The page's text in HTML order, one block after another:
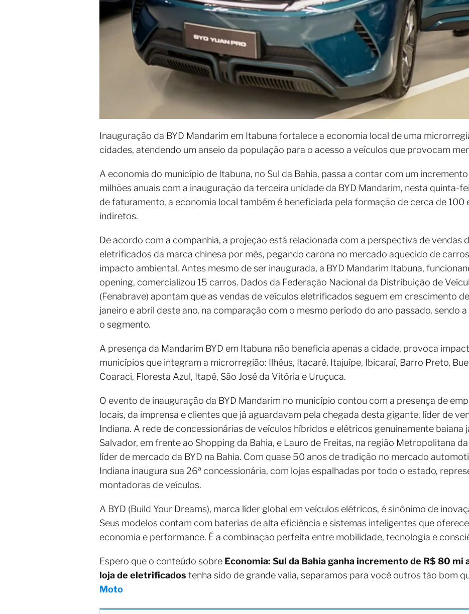
Inauguração da BYD Mandarim em Itabuna fortalece a economia local de uma
cidades, atendendo um anseio da população para o acesso a veículos que provocam
A economia do município de Itabuna, no Sul da Bahia, passa a contar com um
milhões anuais com a inauguração da terceira unidade da BYD Mandarim, nesta quinta-
de faturamento, a economia local também é beneficiada pela formação de cerca de 100
indiretos.
De acordo com a companhia, a projeção está relacionada com a perspectiva de vendas
eletrificados da marca chinesa por mês, pegando carona no mercado aquecido de
impacto ambiental. Antes mesmo de ser inaugurada, a BYD Mandarim Itabuna,
opening, comercializou 15 carros. Dados da Federação Nacional da Distribuição de
(Fenabrave) apontam que as vendas de veículos eletrificados seguem em crescimento
janeiro e abril deste ano, na comparação com o mesmo período do ano passado, sendo
o segmento.
A presença da Mandarim BYD em Itabuna não beneficia apenas a cidade, provoca
municípios que integram a microrregião: Ilhéus, Itacaré, Itajuípe, Ibicaraí, Barro Preto,
Coaraci, Floresta Azul, Itapé, São José da Vitória e Uruçuca.
O evento de inauguração da BYD Mandarim no município contou com a presença de
locais, da imprensa e clientes que já aguardavam pela chegada desta gigante, líder de
Indiana. A rede de concessionárias de veículos híbridos e elétricos genuinamente baiana
Salvador, em frente ao Shopping da Bahia, e Lauro de Freitas, na região Metropolitana
líder de mercado da BYD na Bahia. Com quase 50 anos de tradição no mercado
Indiana inaugura sua 26ª concessionária, com lojas espalhadas por todo o estado,
montadoras de veículos.
A BYD (Build Your Dreams), marca líder global em veículos elétricos, é sinônimo de
Seus modelos contam com baterias de alta eficiência e sistemas inteligentes que
economia e performance. É a combinação perfeita entre mobilidade, tecnologia e
Espero que o conteúdo sobre Economia: Sul da Bahia ganha incremento de R$ 80 mi
loja de eletrificados tenha sido de grande valia, separamos para você outros tão bom
Moto